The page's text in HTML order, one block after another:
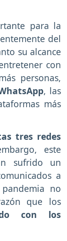
para la
del
su alcance
con
personas,
, las
más
tres redes
este
sufrido un
a
no
que los
con los